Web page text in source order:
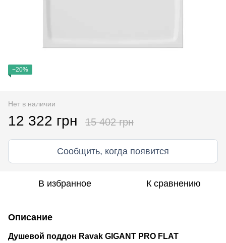
−20%
Нет в наличии
12 322 грн 15 402 грн
Сообщить, когда появится
В избранное К сравнению
Описание
Душевой поддон Ravak GIGANT PRO FLAT